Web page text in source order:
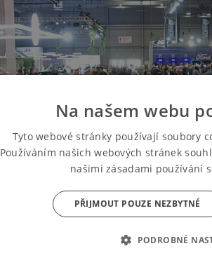
Na našem webu
Tyto webové stránky používají soubory
Používáním našich webových stránek
našimi zásadami používání
PŘIJMOUT POUZE NEZBYTNÉ
PODROBNÉ